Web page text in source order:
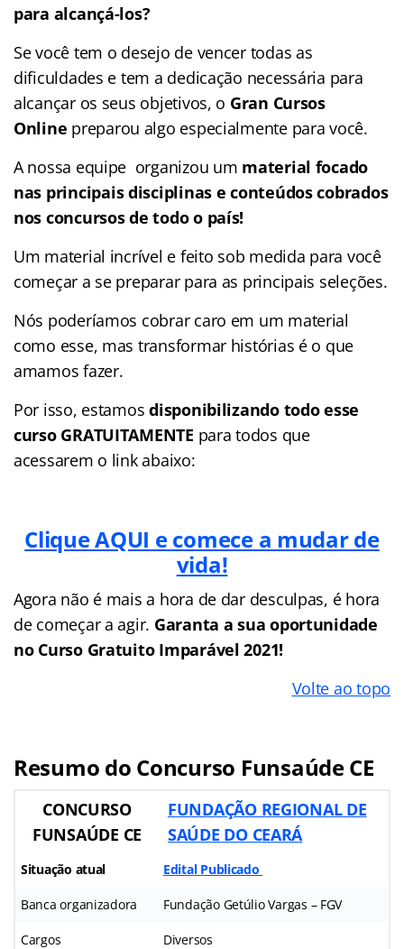
para alcançá-los?
Se você tem o desejo de vencer todas as
dificuldades e tem a dedicação necessária para
alcançar os seus objetivos, o Gran Cursos
Online preparou algo especialmente para você.
A nossa equipe organizou um material focado
nas principais disciplinas e conteúdos cobrados
nos concursos de todo o país!
Um material incrível e feito sob medida para você
começar a se preparar para as principais seleções.
Nós poderíamos cobrar caro em um material
como esse, mas transformar histórias é o que
amamos fazer.
Por isso, estamos disponibilizando todo esse
curso GRATUITAMENTE para todos que
acessarem o link abaixo:
Clique AQUI e comece a mudar de
vida!
Agora não é mais a hora de dar desculpas, é hora
de começar a agir. Garanta a sua oportunidade
no Curso Gratuito Imparável 2021!
Volte ao topo
Resumo do Concurso Funsaúde CE
CONCURSO
FUNSAÚDE CE
FUNDAÇÃO REGIONAL DE
SAÚDE DO CEARÁ
Situação atual Edital Publicado
Banca organizadora Fundação Getúlio Vargas – FGV
Cargos Diversos